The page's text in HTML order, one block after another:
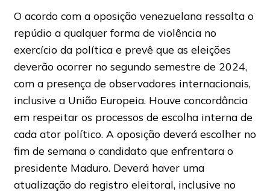
O acordo com a oposição venezuelana ressalta o
repúdio a qualquer forma de violência no
exercício da política e prevê que as eleições
deverão ocorrer no segundo semestre de 2024,
com a presença de observadores internacionais,
inclusive a União Europeia. Houve concordância
em respeitar os processos de escolha interna de
cada ator político. A oposição deverá escolher no
fim de semana o candidato que enfrentara o
presidente Maduro. Deverá haver uma
atualização do registro eleitoral, inclusive no